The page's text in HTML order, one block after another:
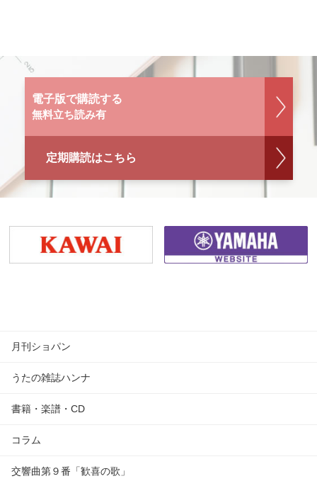
電子版で購読する
無料立ち読み有
定期購読はこちら
月刊ショパン
うたの雑誌ハンナ
書籍・楽譜・CD
コラム
交響曲第９番「歓喜の歌」